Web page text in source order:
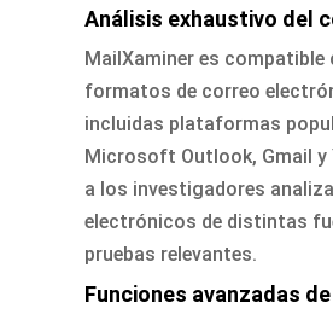
Análisis exhaustivo del
MailXaminer es compatible
formatos de correo
incluidas plataformas
Microsoft Outlook, Gmail y
a los investigadores
electrónicos de distintas
pruebas relevantes.
Funciones avanzadas